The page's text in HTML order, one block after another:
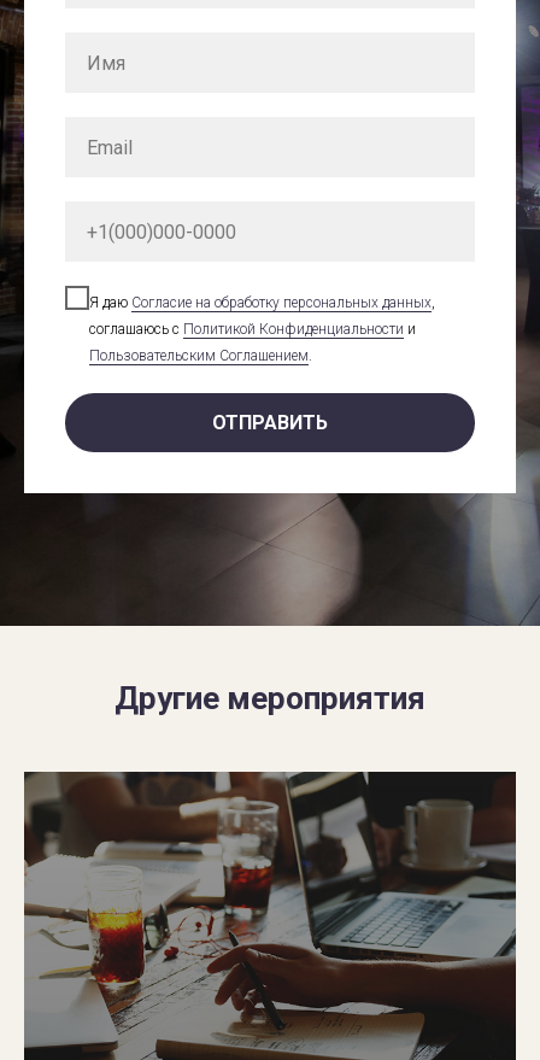
Я даю Cогласие на обработку персональных данных
соглашаюсь с Политикой Конфиденциальности и
Пользовательским Соглашением
ОТПРАВИТЬ
Другие мероприятия